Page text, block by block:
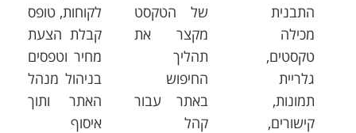
התבנית
מכילה
טקסטים,
גלריית
תמונות,
קישורים,
של הטקסט
מקצר את
תהליך
החיפוש
באתר עבור
קהל
לקוחות, טופס
קבלת הצעת
מחיר וטפסים
בניהול מנהל
האתר ותוך
איסוף